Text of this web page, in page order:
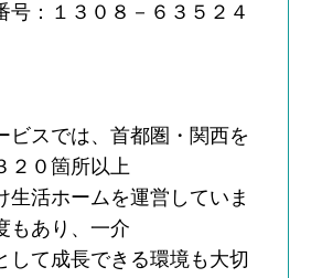
号：１３０８－６３５２４
ビスでは、首都圏・関西を
２０箇所以上
生活ホームを運営していま
もあり、一介
して成長できる環境も大切